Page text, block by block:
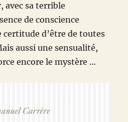
avec sa terrible
de conscience
d’être de toutes
aussi une sensualité,
encore le mystère …